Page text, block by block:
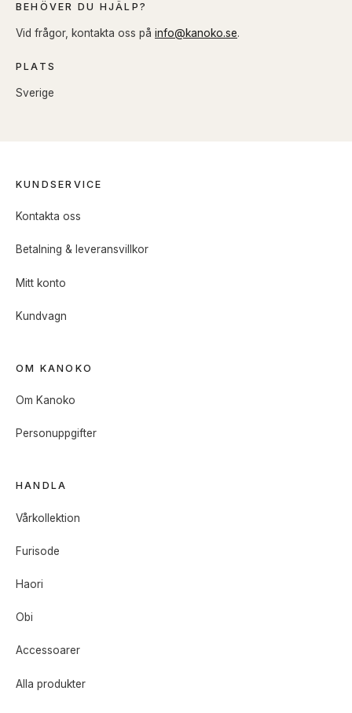
BEHÖVER DU HJÄLP?
Vid frågor, kontakta oss på info@kanoko.se.
PLATS
Sverige
KUNDSERVICE
Kontakta oss
Betalning & leveransvillkor
Mitt konto
Kundvagn
OM KANOKO
Om Kanoko
Personuppgifter
HANDLA
Vårkollektion
Furisode
Haori
Obi
Accessoarer
Alla produkter